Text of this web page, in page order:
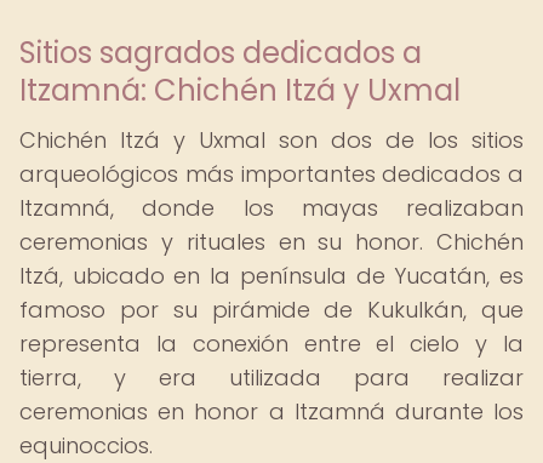
Sitios sagrados dedicados a
Itzamná: Chichén Itzá y Uxmal
Chichén Itzá y Uxmal son dos de los sitios
arqueológicos más importantes dedicados a
Itzamná, donde los mayas realizaban
ceremonias y rituales en su honor. Chichén
Itzá, ubicado en la península de Yucatán, es
famoso por su pirámide de Kukulkán, que
representa la conexión entre el cielo y la
tierra, y era utilizada para realizar
ceremonias en honor a Itzamná durante los
equinoccios.